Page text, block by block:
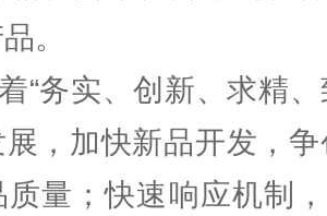
。
“务实、创新、求精
，加快新品开发，
质量；快速响应机制